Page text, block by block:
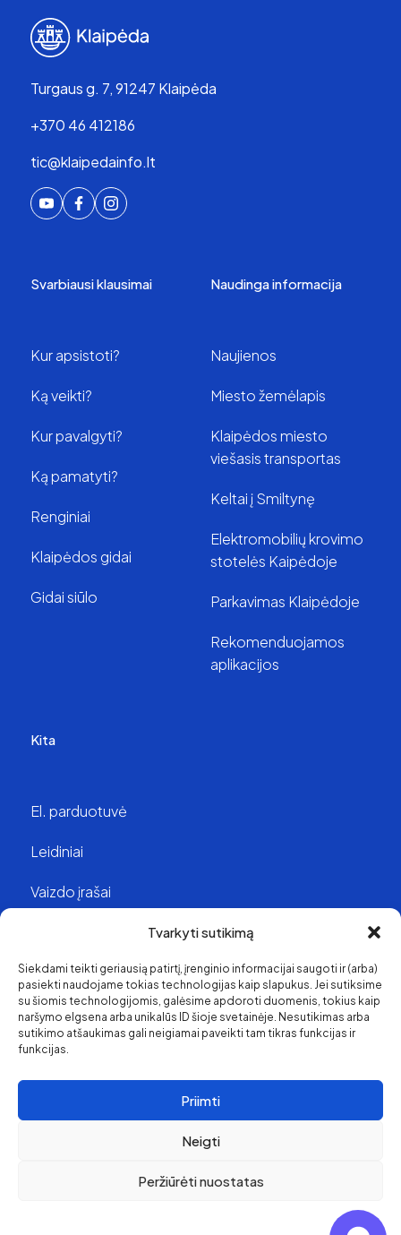
Tvarkyti sutikimą
Siekdami teikti geriausią patirtį, įrenginio informacijai saugoti ir (arba)
pasiekti naudojame tokias technologijas kaip slapukus. Jei sutiksime
su šiomis technologijomis, galėsime apdoroti duomenis, tokius kaip
naršymo elgsena arba unikalūs ID šioje svetainėje. Nesutikimas arba
sutikimo atšaukimas gali neigiamai paveikti tam tikras funkcijas ir
funkcijas.
Priimti
Neigti
Peržiūrėti nuostatas
Turgaus g. 7, 91247 Klaipėda
+370 46 412186
tic@klaipedainfo.lt
Svarbiausi klausimai
Kur apsistoti?
Ką veikti?
Kur pavalgyti?
Ką pamatyti?
Renginiai
Klaipėdos gidai
Gidai siūlo
Naudinga informacija
Naujienos
Miesto žemėlapis
Klaipėdos miesto
viešasis transportas
Keltai į Smiltynę
Elektromobilių krovimo
stotelės Kaipėdoje
Parkavimas Klaipėdoje
Rekomenduojamos
aplikacijos
Kita
El. parduotuvė
Leidiniai
Vaizdo įrašai
Struktūra ir kontaktai
Apie mus
Svetainės medis